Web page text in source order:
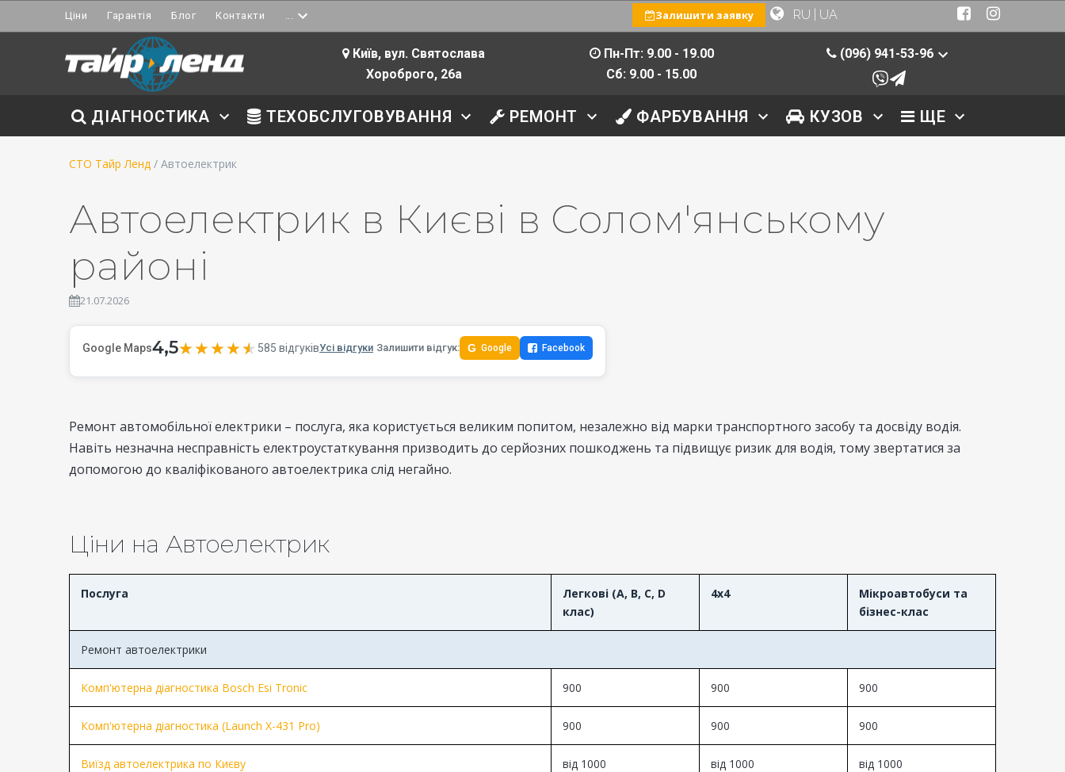
Ціни Гарантія Блог Контакти ... RU UA
Залишити заявку
Київ, вул. Святослава
Хороброго, 26а
Пн-Пт: 9.00 - 19.00
Сб: 9.00 - 15.00
(096) 941-53-96
ДІАГНОСТИКА ТЕХОБСЛУГОВУВАННЯ РЕМОНТ ФАРБУВАННЯ КУЗОВ ЩЕ
СТО Тайр Ленд / Автоелектрик
Автоелектрик в Києві в Солом'янському
районі
21.07.2026
Google Maps4,5★★★★★
★★★★★ 585 відгуківУсі відгуки Залишити відгук: G Google Facebook
Ремонт автомобільної електрики – послуга, яка користується великим попитом, незалежно від марки транспортного засобу та досвіду водія.
Навіть незначна несправність електроустаткування призводить до серйозних пошкоджень та підвищує ризик для водія, тому звертатися за
допомогою до кваліфікованого автоелектрика слід негайно.
Ціни на Автоелектрик
Послуга
Легкові (A, B, C, D
клас)
4x4
Мікроавтобуси та
бізнес-клас
Ремонт автоелектрики
Комп'ютерна діагностика Bosch Esi Tronic 900 900 900
Комп'ютерна діагностика (Launch X-431 Pro) 900 900 900
Виїзд автоелектрика по Києву від 1000 від 1000 від 1000